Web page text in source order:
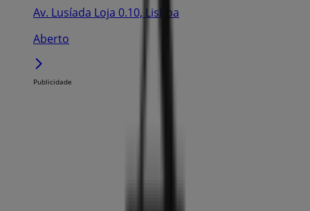
Av. Lusíada Loja 0.10, Lisboa
Aberto
Publicidade